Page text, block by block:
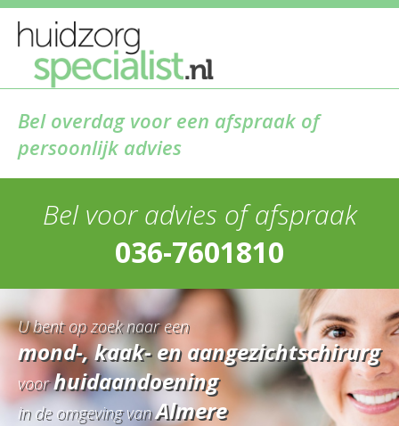
Bel overdag voor een afspraak of
persoonlijk advies
Bel voor advies of afspraak
036-7601810
U bent op zoek naar een
mond-, kaak- en aangezichtschirurg
voorhuidaandoening
in de omgeving vanAlmere